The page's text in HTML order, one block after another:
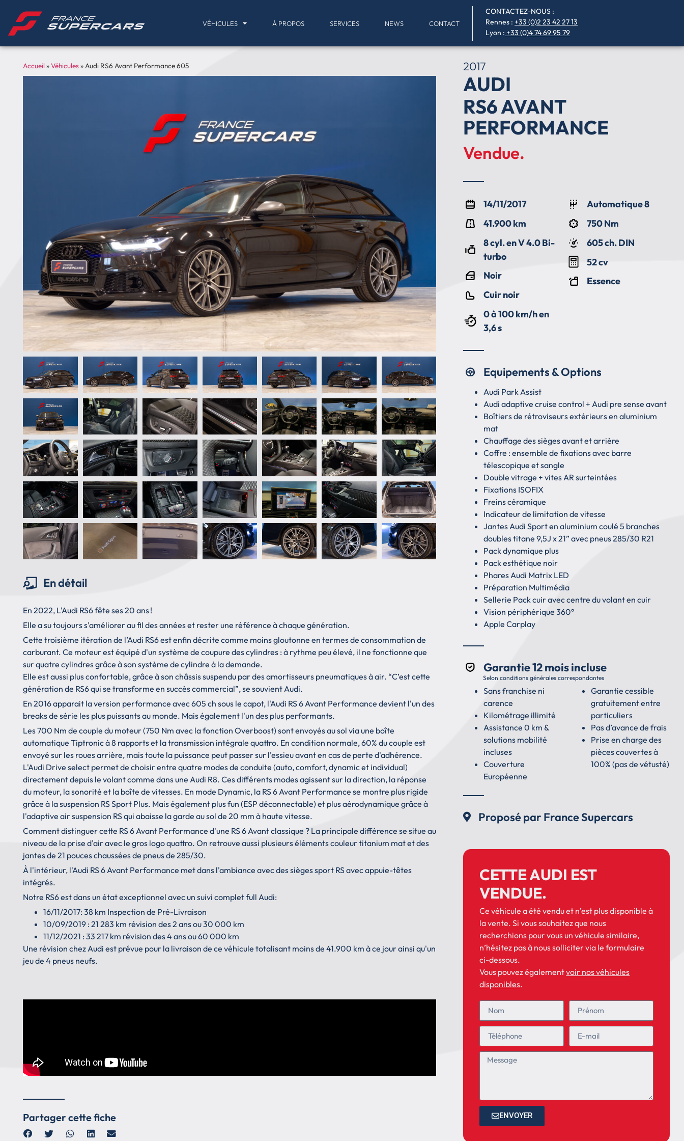
VÉHICULES À PROPOS SERVICES NEWS CONTACT
CONTACTEZ-NOUS :
Rennes : +33 (0)2 23 42 27 13
Lyon : +33 (0)4 74 69 95 79
Accueil»Véhicules»Audi RS6 Avant Performance 605
En détail
En 2022, L'Audi RS6 fête ses 20 ans !
Elle a su toujours s'améliorer au fil des années et rester une référence à chaque génération.
Cette troisième itération de l’Audi RS6 est enfin décrite comme moins gloutonne en termes de consommation de
carburant. Ce moteur est équipé d'un système de coupure des cylindres : à rythme peu élevé, il ne fonctionne que
sur quatre cylindres grâce à son système de cylindre à la demande.
Elle est aussi plus confortable, grâce à son châssis suspendu par des amortisseurs pneumatiques à air. “C’est cette
génération de RS6 qui se transforme en succès commercial”, se souvient Audi.
En 2016 apparait la version performance avec 605 ch sous le capot, l'Audi RS 6 Avant Performance devient l'un des
breaks de série les plus puissants au monde. Mais également l'un des plus performants.
Les 700 Nm de couple du moteur (750 Nm avec la fonction Overboost) sont envoyés au sol via une boîte
automatique Tiptronic à 8 rapports et la transmission intégrale quattro. En condition normale, 60% du couple est
envoyé sur les roues arrière, mais toute la puissance peut passer sur l'essieu avant en cas de perte d'adhérence.
L'Audi Drive select permet de choisir entre quatre modes de conduite (auto, comfort, dynamic et individual)
directement depuis le volant comme dans une Audi R8. Ces différents modes agissent sur la direction, la réponse
du moteur, la sonorité et la boîte de vitesses. En mode Dynamic, la RS 6 Avant Performance se montre plus rigide
grâce à la suspension RS Sport Plus. Mais également plus fun (ESP déconnectable) et plus aérodynamique grâce à
l'adaptive air suspension RS qui abaisse la garde au sol de 20 mm à haute vitesse.
Comment distinguer cette RS 6 Avant Performance d'une RS 6 Avant classique ? La principale différence se situe au
niveau de la prise d'air avec le gros logo quattro. On retrouve aussi plusieurs éléments couleur titanium mat et des
jantes de 21 pouces chaussées de pneus de 285/30.
À l'intérieur, l'Audi RS 6 Avant Performance met dans l'ambiance avec des sièges sport RS avec appuie-têtes
intégrés.
Notre RS6 est dans un état exceptionnel avec un suivi complet full Audi:
16/11/2017: 38 km Inspection de Pré-Livraison
10/09/2019 : 21 283 km révision des 2 ans ou 30 000 km
11/12/2021 : 33 217 km révision des 4 ans ou 60 000 km
Une révision chez Audi est prévue pour la livraison de ce véhicule totalisant moins de 41.900 km à ce jour ainsi qu'un
jeu de 4 pneus neufs.
Partager cette fiche
2017
AUDI
RS6 AVANT
PERFORMANCE
Vendue.
14/11/2017
41.900 km
8 cyl. en V 4.0 Bi-
turbo
Noir
Cuir noir
0 à 100 km/h en
3,6 s
Automatique 8
750 Nm
605 ch. DIN
52 cv
Essence
Equipements & Options
Audi Park Assist
Audi adaptive cruise control + Audi pre sense avant
Boîtiers de rétroviseurs extérieurs en aluminium
mat
Chauffage des sièges avant et arrière
Coffre : ensemble de fixations avec barre
télescopique et sangle
Double vitrage + vites AR surteintées
Fixations ISOFIX
Freins céramique
Indicateur de limitation de vitesse
Jantes Audi Sport en aluminium coulé 5 branches
doubles titane 9,5J x 21” avec pneus 285/30 R21
Pack dynamique plus
Pack esthétique noir
Phares Audi Matrix LED
Préparation Multimédia
Sellerie Pack cuir avec centre du volant en cuir
Vision périphérique 360°
Apple Carplay
Garantie 12 mois incluse
Selon conditions générales correspondantes
Sans franchise ni
carence
Kilométrage illimité
Assistance 0 km &
solutions mobilité
incluses
Couverture
Européenne
Garantie cessible
gratuitement entre
particuliers
Pas d’avance de frais
Prise en charge des
pièces couvertes à
100% (pas de vétusté)
Proposé par France Supercars
CETTE AUDI EST
VENDUE.
Ce véhicule a été vendu et n’est plus disponible à
la vente. Si vous souhaitez que nous
recherchions pour vous un véhicule similaire,
n’hésitez pas à nous solliciter via le formulaire
ci-dessous.
Vous pouvez égalementvoir nos véhicules
disponibles.
ENVOYER